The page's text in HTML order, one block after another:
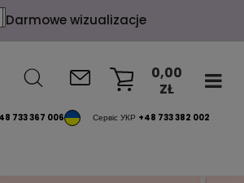
Darmowe wizualizacje
733 367 006 Сервіс УКР +48 733 382 002
0,00
ZŁ